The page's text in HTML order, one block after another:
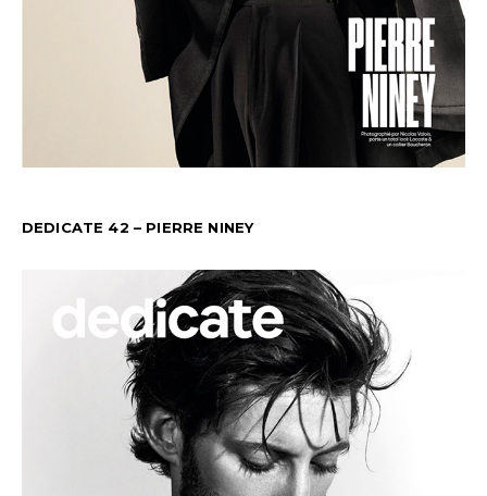
DEDICATE 42 – PIERRE NINEY